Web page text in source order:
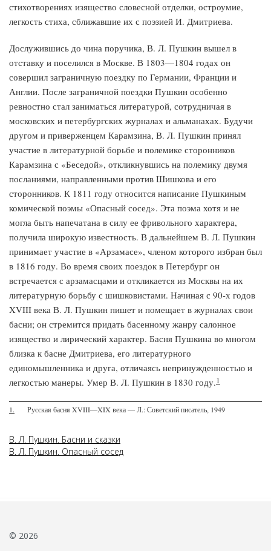
стихотворениях изящество словесной отделки, остроумие,
легкость стиха, сближавшие их с поэзией И. Дмитриева.
Дослужившись до чина поручика, В. Л. Пушкин вышел в
отставку и поселился в Москве. В 1803—1804 годах он
совершил заграничную поездку по Германии, Франции и
Англии. После заграничной поездки Пушкин особенно
ревностно стал заниматься литературой, сотрудничая в
московских и петербургских журналах и альманахах. Будучи
другом и приверженцем Карамзина, В. Л. Пушкин принял
участие в литературной борьбе и полемике сторонников
Карамзина с «Беседой», откликнувшись на полемику двумя
посланиями, направленными против Шишкова и его
сторонников. К 1811 году относится написание Пушкиным
комической поэмы «Опасный сосед». Эта поэма хотя и не
могла быть напечатана в силу ее фривольного характера,
получила широкую известность. В дальнейшем В. Л. Пушкин
принимает участие в «Арзамасе», членом которого избран был
в 1816 году. Во время своих поездок в Петербург он
встречается с арзамасцами и откликается из Москвы на их
литературную борьбу с шишковистами. Начиная с 90-х годов
XVIII века В. Л. Пушкин пишет и помещает в журналах свои
басни; он стремится придать басенному жанру салонное
изящество и лирический характер. Басня Пушкина во многом
близка к басне Дмитриева, его литературного
единомышленника и друга, отличаясь непринужденностью и
легкостью манеры. Умер В. Л. Пушкин в 1830 году.1
1. Русская басня XVIII—XIX века — Л.: Советский писатель, 1949
В. Л. Пушкин. Басни и сказки
В. Л. Пушкин. Опасный сосед
© 2026